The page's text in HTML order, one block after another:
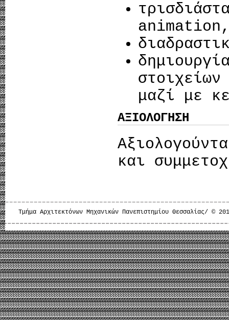
μαζί με
ΑΞΙΟΛΟΓΗΣΗ
και
Τμήμα Αρχιτεκτόνων Μηχανικών Πανεπιστημίου Θεσσαλίας/ ©